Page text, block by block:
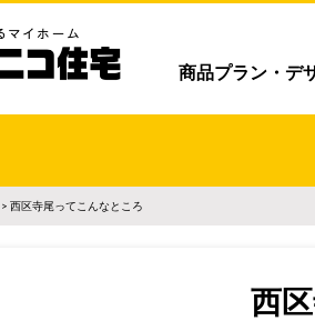
商品プラン・デ
> 西区寺尾ってこんなところ
西